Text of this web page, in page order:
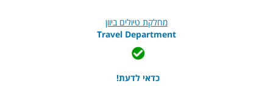
מחלקת טיולים ביוון
Travel Department
כדאי לדעת!